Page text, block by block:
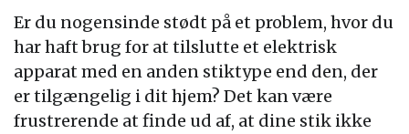
Er du nogensinde stødt på et problem, hvor du
har haft brug for at tilslutte et elektrisk
apparat med en anden stiktype end den, der
er tilgængelig i dit hjem? Det kan være
frustrerende at finde ud af, at dine stik ikke